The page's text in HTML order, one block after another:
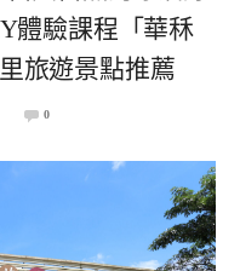
體驗課程「華秝
旅遊景點推薦
0